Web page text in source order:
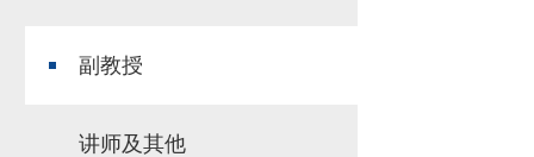
副教授
讲师及其他